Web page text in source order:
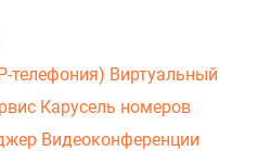
телефония) Виртуальный
Карусель номеров
Видеоконференции